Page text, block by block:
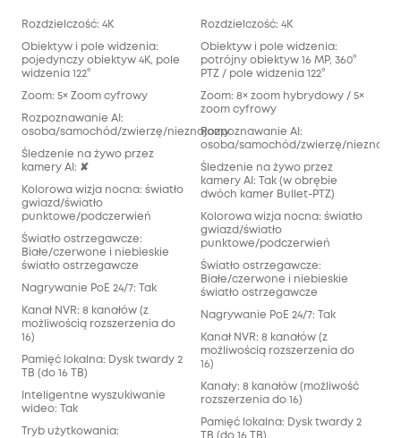
Rozdzielczość: 4K
Obiektyw i pole widzenia:
pojedynczy obiektyw 4K, pole
widzenia 122°
Zoom: 5× Zoom cyfrowy
Rozpoznawanie AI:
osoba/samochód/zwierzę/nieznajomy
Śledzenie na żywo przez
kamery AI: ✘
Kolorowa wizja nocna: światło
gwiazd/światło
punktowe/podczerwień
Światło ostrzegawcze:
Białe/czerwone i niebieskie
światło ostrzegawcze
Nagrywanie PoE 24/7: Tak
Kanał NVR: 8 kanałów (z
możliwością rozszerzenia do
16)
Pamięć lokalna: Dysk twardy 2
TB (do 16 TB)
Inteligentne wyszukiwanie
wideo: Tak
Tryb użytkowania:
Rozdzielczość: 4K
Obiektyw i pole widzenia:
potrójny obiektyw 16 MP, 360°
PTZ / pole widzenia 122°
Zoom: 8× zoom hybrydowy / 5×
zoom cyfrowy
Rozpoznawanie AI:
osoba/samochód/zwierzę/
Śledzenie na żywo przez
kamery AI: Tak (w obrębie
dwóch kamer Bullet-PTZ)
Kolorowa wizja nocna: światło
gwiazd/światło
punktowe/podczerwień
Światło ostrzegawcze:
Białe/czerwone i niebieskie
światło ostrzegawcze
Nagrywanie PoE 24/7: Tak
Kanał NVR: 8 kanałów (z
możliwością rozszerzenia do
16)
Kanały: 8 kanałów (możliwość
rozszerzenia do 16)
Pamięć lokalna: Dysk twardy 2